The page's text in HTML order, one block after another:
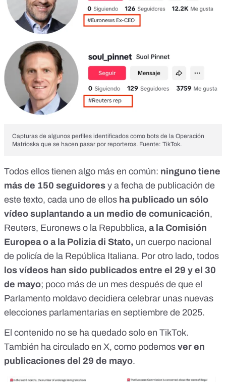
Capturas de algunos perfiles identificados como bots de la Operación
Matrioska que se hacen pasar por reporteros. Fuente: TikTok.
Todos ellos tienen algo más en común: ninguno tiene
más de 150 seguidores y a fecha de publicación de
este texto, cada uno de ellos ha publicado un sólo
vídeo suplantando a un medio de comunicación,
Reuters, Euronews o la Repubblica, a la Comisión
Europea o a la Polizia di Stato, un cuerpo nacional
de policía de la República Italiana. Por otro lado, todos
los vídeos han sido publicados entre el 29 y el 30
de mayo; poco más de un mes después de que el
Parlamento moldavo decidiera celebrar unas nuevas
elecciones parlamentarias en septiembre de 2025.
El contenido no se ha quedado solo en TikTok.
También ha circulado en X, como podemos ver en
publicaciones del 29 de mayo.